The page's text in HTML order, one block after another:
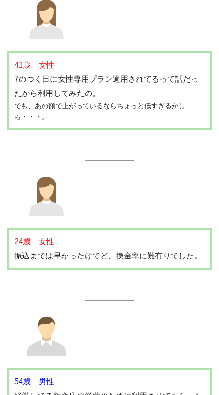
41歳 女性
7のつく日に女性専用プラン適用されてるって話だっ
たから利用してみたの。
でも、あの額で上がっているならちょっと低すぎるかし
ら・・・。
24歳 女性
振込までは早かったけでど、換金率に難有りでした。
54歳 男性